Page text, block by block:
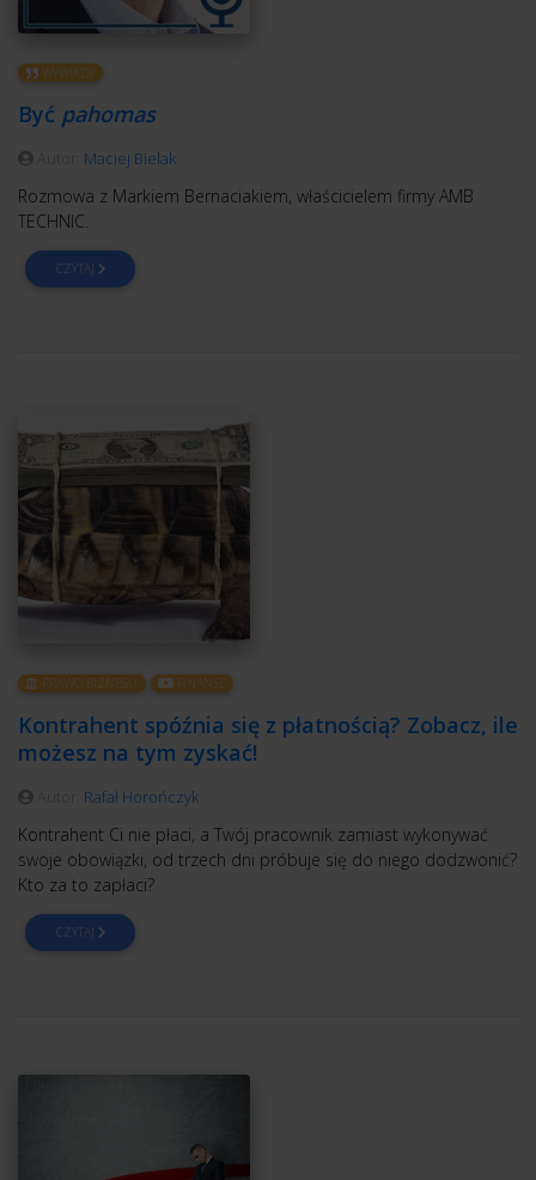
WYWIADY
Być pahomas
Maciej Bielak
Rozmowa z Markiem Bernaciakiem, właścicielem firmy AMB
TECHNIC.
CZYTAJ
PRAWO BIZNESU FINANSE
Kontrahent spóźnia się z płatnością? Zobacz, ile
możesz na tym zyskać!
Rafał Horończyk
Kontrahent Ci nie płaci, a Twój pracownik zamiast wykonywać
swoje obowiązki, od trzech dni próbuje się do niego dodzwonić?
Kto za to zapłaci?
CZYTAJ